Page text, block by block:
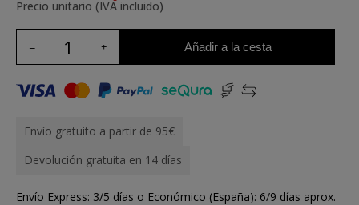
Precio unitario (IVA incluido)
Añadir a la cesta
Envío gratuito a partir de 95€
Devolución gratuita en 14 días
Envío Express: 3/5 días o Económico (España): 6/9 días aprox.